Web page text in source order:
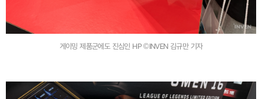
게이밍 제품군에도 진심인 HP ©INVEN 김규만 기자